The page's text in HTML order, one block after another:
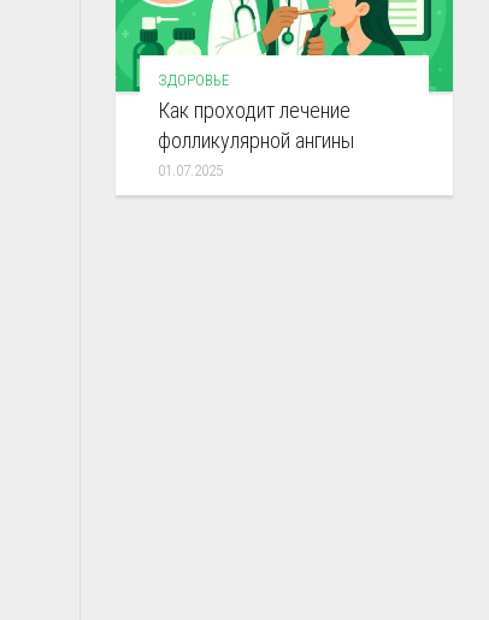
ЗДОРОВЬЕ
Как проходит лечение
фолликулярной ангины
01.07.2025